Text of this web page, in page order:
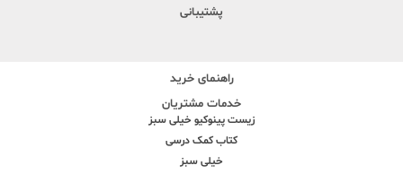
پشتیبانی
راهنمای خرید
خدمات مشتریان
زیست پینوکیو خیلی سبز
کتاب کمک درسی
خیلی سبز